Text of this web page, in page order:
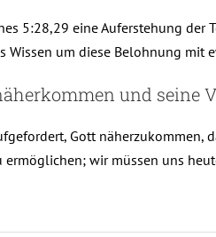
5:28,29 eine Auferstehung
um diese Belohnung mit
und seine
Gott näherzukommen,
ermöglichen; wir müssen uns